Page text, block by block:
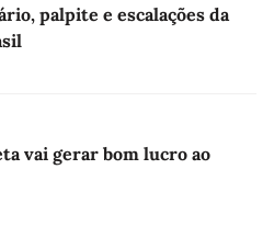
palpite e escalações da
vai gerar bom lucro ao